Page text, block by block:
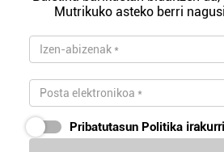
irakurriMutrikuko asteko berri
Pribatutasun Politika